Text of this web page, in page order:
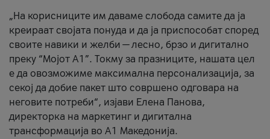
„На корисниците им даваме слобода самите да ја
креираат својата понуда и да ја приспособат според
своите навики и желби — лесно, брзо и дигитално
преку “Мојот А1”. Токму за празниците, нашата цел
е да овозможиме максимална персонализација, за
секој да добие пакет што совршено одговара на
неговите потреби“, изјави Елена Панова,
директорка на маркетинг и дигитална
трансформација во А1 Македонија.